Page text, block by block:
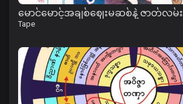
မောင်မောင့်အချစ်ဈေးမဆစ်နဲ့ ဇာတ်လမ်း
Tape